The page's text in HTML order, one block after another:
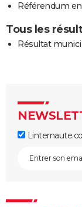
Référendum
Tous les
Résultat